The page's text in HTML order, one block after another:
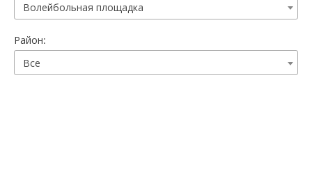
Волейбольная площадка
Район:
Все